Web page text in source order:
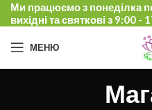
Ми працюємо з понеділка
вихідні та святкові з 9:00 -
МЕНЮ